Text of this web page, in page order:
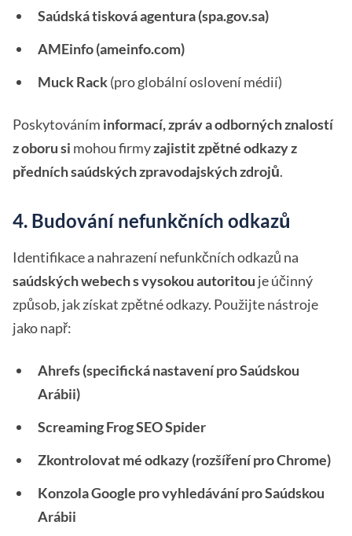
Saúdská tisková agentura (spa.gov.sa)
AMEinfo (ameinfo.com)
Muck Rack(pro globální oslovení médií)
Poskytováním informací, zpráv a odborných znalostí
z oborusi mohou firmyzajistit zpětné odkazy z
předních saúdských zpravodajských zdrojů.
4. Budování nefunkčních odkazů
Identifikace a nahrazení nefunkčních odkazů na
saúdských webech s vysokou autoritou je účinný
způsob, jak získat zpětné odkazy. Použijte nástroje
jako např:
Ahrefs (specifická nastavení pro Saúdskou
Arábii)
Screaming Frog SEO Spider
Zkontrolovat mé odkazy (rozšíření pro Chrome)
Konzola Google pro vyhledávání pro Saúdskou
Arábii